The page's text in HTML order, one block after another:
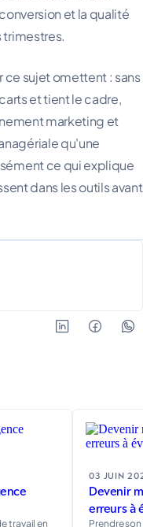
et la qualité
trimestres.
ce sujet omettent : sans
et tient le cadre,
marketing et
qu'une
ce qui explique
dans les outils avant
travail en
03 JUIN
Devenir
erreurs à
Prendre